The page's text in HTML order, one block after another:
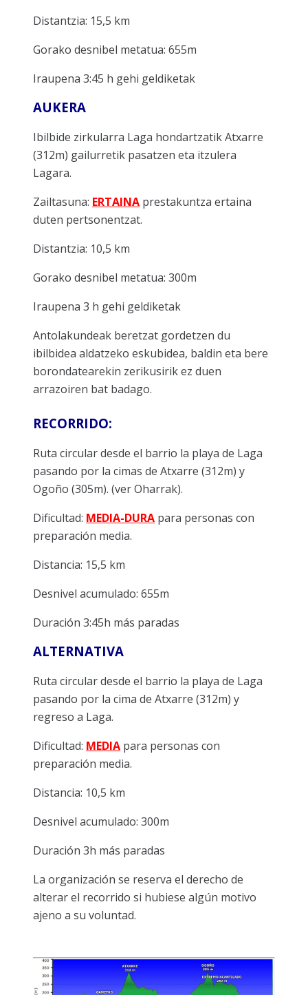
Distantzia: 15,5 km
Gorako desnibel metatua: 655m
Iraupena 3:45 h gehi geldiketak
AUKERA
Ibilbide zirkularra Laga hondartzatik Atxarre
(312m) gailurretik pasatzen eta itzulera
Lagara.
Zailtasuna: ERTAINA prestakuntza ertaina
duten pertsonentzat.
Distantzia: 10,5 km
Gorako desnibel metatua: 300m
Iraupena 3 h gehi geldiketak
Antolakundeak beretzat gordetzen du
ibilbidea aldatzeko eskubidea, baldin eta bere
borondatearekin zerikusirik ez duen
arrazoiren bat badago.
RECORRIDO:
Ruta circular desde el barrio la playa de Laga
pasando por la cimas de Atxarre (312m) y
Ogoño (305m). (ver Oharrak).
Dificultad: MEDIA-DURA para personas con
preparación media.
Distancia: 15,5 km
Desnivel acumulado: 655m
Duración 3:45h más paradas
ALTERNATIVA
Ruta circular desde el barrio la playa de Laga
pasando por la cima de Atxarre (312m) y
regreso a Laga.
Dificultad: MEDIA para personas con
preparación media.
Distancia: 10,5 km
Desnivel acumulado: 300m
Duración 3h más paradas
La organización se reserva el derecho de
alterar el recorrido si hubiese algún motivo
ajeno a su voluntad.